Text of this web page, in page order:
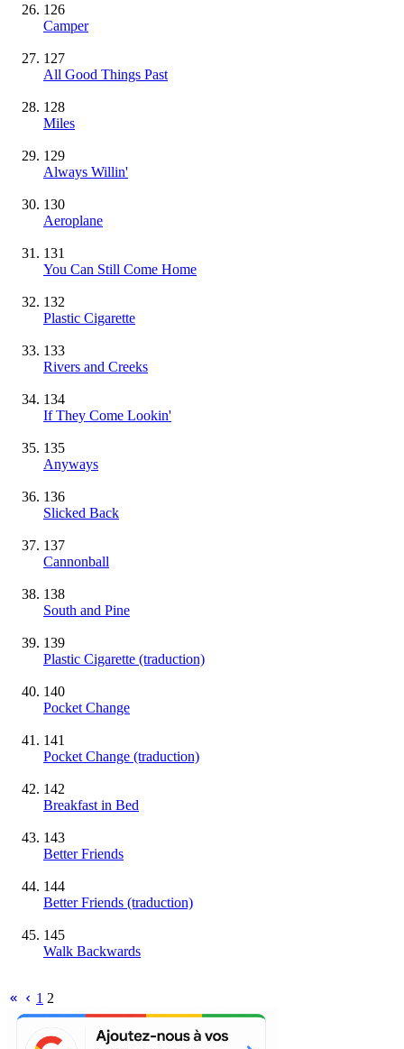
126
Camper
127
All Good Things Past
128
Miles
129
Always Willin'
130
Aeroplane
131
You Can Still Come Home
132
Plastic Cigarette
133
Rivers and Creeks
134
If They Come Lookin'
135
Anyways
136
Slicked Back
137
Cannonball
138
South and Pine
139
Plastic Cigarette (traduction)
140
Pocket Change
141
Pocket Change (traduction)
142
Breakfast in Bed
143
Better Friends
144
Better Friends (traduction)
145
Walk Backwards
1 2